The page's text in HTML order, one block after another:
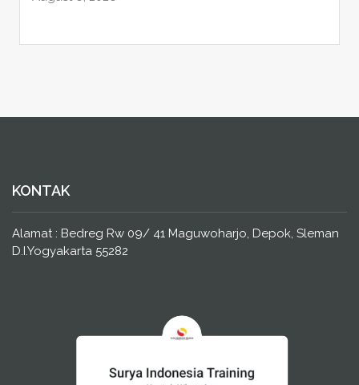
KONTAK
Alamat : Bedreg Rw 09/ 41 Maguwoharjo, Depok, Sleman
D.I.Yogyakarta 55282